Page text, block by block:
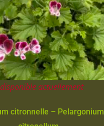
actuellement
citronnelle – Pelargonium